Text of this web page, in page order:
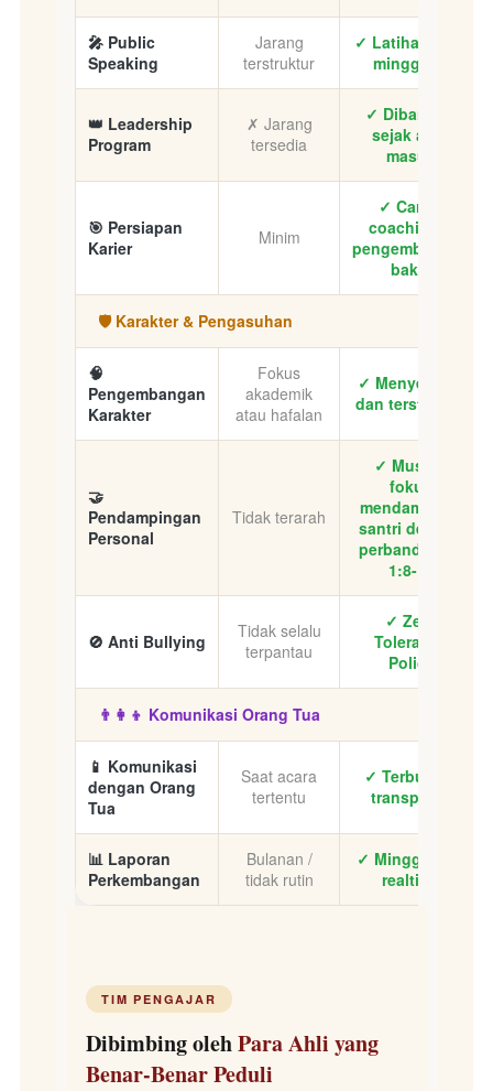
🎤 Public
Speaking
Jarang
terstruktur
✓ Latihan rutin
mingguan
👑 Leadership
Program
✗ Jarang
tersedia
✓ Dibangun
sejak awal
masuk
🎯 Persiapan
Karier
Minim
✓ Career
coaching &
pengembangan
bakat
🛡️ Karakter & Pengasuhan
🧠
Pengembangan
Karakter
Fokus
akademik
atau hafalan
✓ Menyeluruh
dan terstruktur
🤝
Pendampingan
Personal
Tidak terarah
✓ Musyrif
fokus
mendampingi
santri dengan
perbandingan
1:8-10
🚫 Anti Bullying
Tidak selalu
terpantau
✓ Zero
Tolerance
Policy
👨‍👩‍👦 Komunikasi Orang Tua
📱 Komunikasi
dengan Orang
Tua
Saat acara
tertentu
✓ Terbuka &
transparan
📊 Laporan
Perkembangan
Bulanan /
tidak rutin
✓ Mingguan &
realtime
TIM PENGAJAR
Dibimbing olehPara Ahli yang
Benar-Benar Peduli